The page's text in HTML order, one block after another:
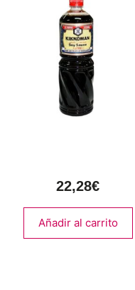
22,28€
Añadir al carrito